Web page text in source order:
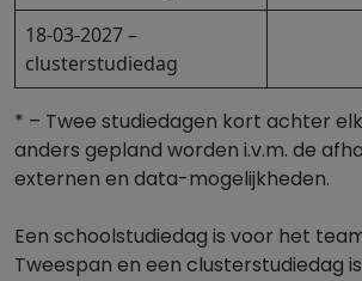
18-03-2027 –
clusterstudiedag
* – Twee studiedagen kort achter
anders gepland worden i.v.m. de
externen en data-mogelijkheden.
Een schoolstudiedag is voor het
Tweespan en een clusterstudiedag